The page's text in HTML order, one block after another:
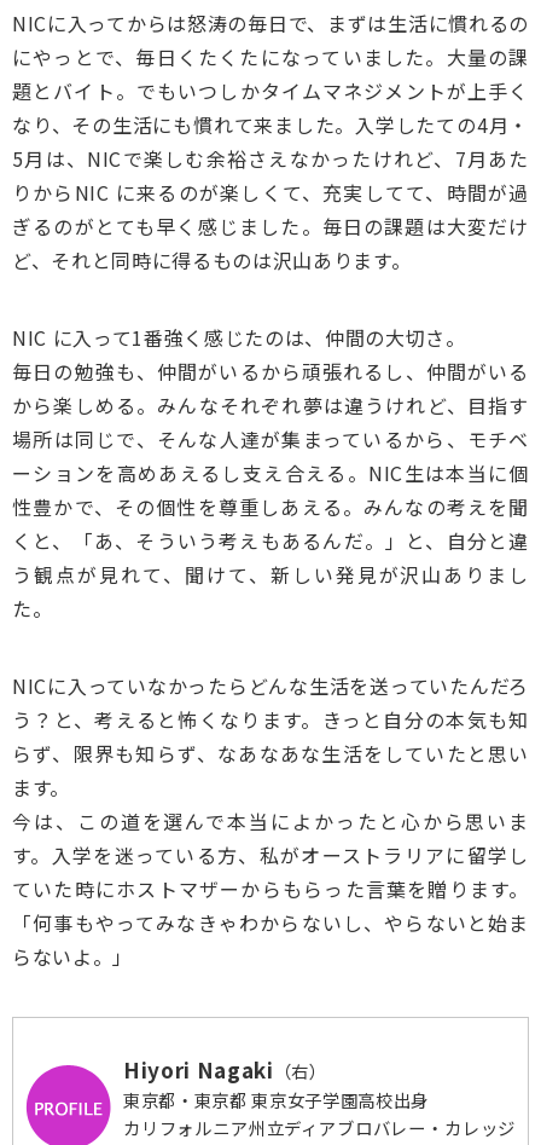
NICに入ってからは怒涛の毎日で、まずは生活に慣れるの
にやっとで、毎日くたくたになっていました。大量の課
題とバイト。でもいつしかタイムマネジメントが上手く
なり、その生活にも慣れて来ました。入学したての4月・
5月は、NICで楽しむ余裕さえなかったけれど、7月あた
りからNIC に来るのが楽しくて、充実してて、時間が過
ぎるのがとても早く感じました。毎日の課題は大変だけ
ど、それと同時に得るものは沢山あります。
NIC に入って1番強く感じたのは、仲間の大切さ。
毎日の勉強も、仲間がいるから頑張れるし、仲間がいる
から楽しめる。みんなそれぞれ夢は違うけれど、目指す
場所は同じで、そんな人達が集まっているから、モチベ
ーションを高めあえるし支え合える。NIC生は本当に個
性豊かで、その個性を尊重しあえる。みんなの考えを聞
くと、「あ、そういう考えもあるんだ。」と、自分と違
う観点が見れて、聞けて、新しい発見が沢山ありまし
た。
NICに入っていなかったらどんな生活を送っていたんだろ
う？と、考えると怖くなります。きっと自分の本気も知
らず、限界も知らず、なあなあな生活をしていたと思い
ます。
今は、この道を選んで本当によかったと心から思いま
す。入学を迷っている方、私がオーストラリアに留学し
ていた時にホストマザーからもらった言葉を贈ります。
「何事もやってみなきゃわからないし、やらないと始ま
らないよ。」
Hiyori Nagaki （右）
東京都・東京都 東京女子学園高校出身
カリフォルニア州立ディアブロバレー・カレッジ